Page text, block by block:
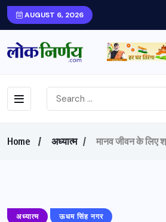
AUGUST 6, 2026
Home अध्यात्म मानव जीवन के लिए
अध्यात्म ऊधम सिंह नगर